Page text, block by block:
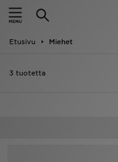
Etusivu Miehet
3 tuotetta
Etusivu
Uutuudet